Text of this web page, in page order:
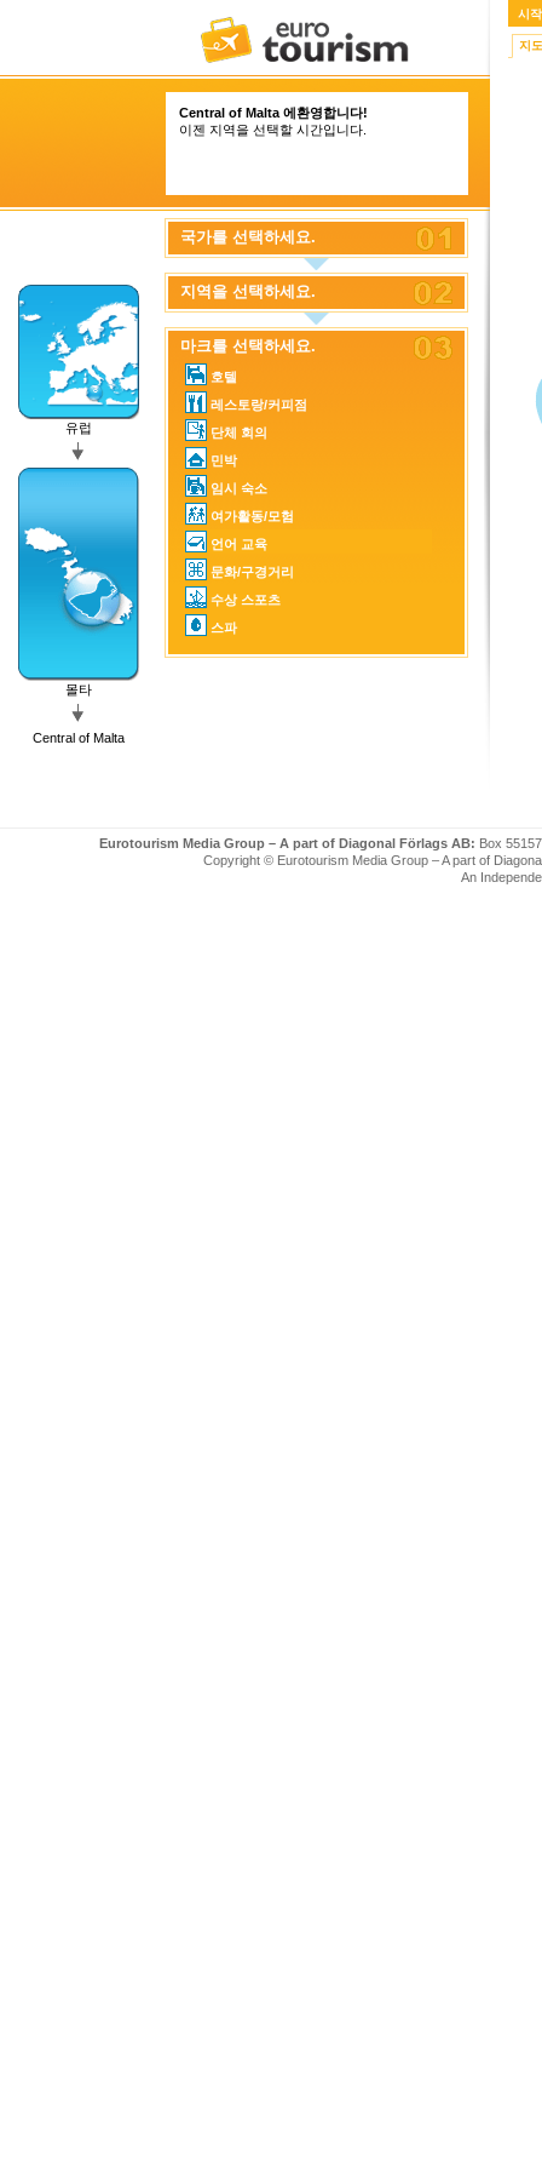
Central of Malta 에환영합니다!
이젠 지역을 선택할 시간입니다.
유럽
몰타
Central of Malta
국가를 선택하세요.
지역을 선택하세요.
마크를 선택하세요.
호텔
레스토랑/커피점
단체 회의
민박
임시 숙소
여가활동/모험
언어 교육
문화/구경거리
수상 스포츠
스파
시작
지도
Eurotourism Media Group – A part of Diagonal Förlags AB: Box
Copyright © Eurotourism Media Group – A part of
An